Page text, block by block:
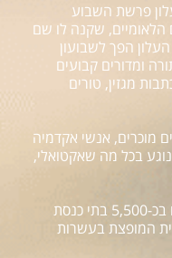
הוקם עלון פרשת השבוע
שקנה לו שם
הפך לשבועון
ומדורים קבועים
מגזין, טורים
מוכרים, אנשי אקדמיה
נוגע בכל מה שאקטואלי,
השבועון מופץ בעשרות אלפי עותקים בכ-5,500 בתי כנסת
המופצת בעשרות